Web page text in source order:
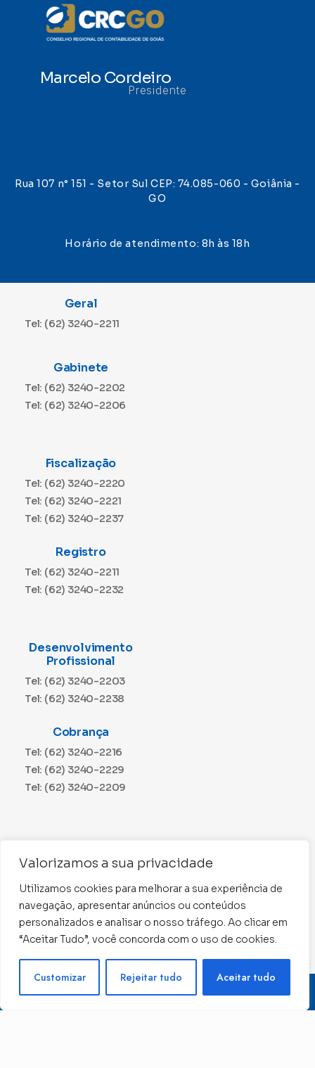
Valorizamos a sua privacidade
Utilizamos cookies para melhorar a sua experiência de
navegação, apresentar anúncios ou conteúdos
personalizados e analisar o nosso tráfego. Ao clicar em
“Aceitar Tudo”, você concorda com o uso de cookies.
Customizar Rejeitar tudo Aceitar tudo
Marcelo Cordeiro
Presidente
Rua 107 n° 151 - Setor Sul CEP: 74.085-060 - Goiânia -
GO
Horário de atendimento: 8h às 18h
Geral
Tel: (62) 3240-2211
Gabinete
Tel: (62) 3240-2202
Tel: (62) 3240-2206
Fiscalização
Tel: (62) 3240-2220
Tel: (62) 3240-2221
Tel: (62) 3240-2237
Registro
Tel: (62) 3240-2211
Tel: (62) 3240-2232
Desenvolvimento
Profissional
Tel: (62) 3240-2203
Tel: (62) 3240-2238
Cobrança
Tel: (62) 3240-2216
Tel: (62) 3240-2229
Tel: (62) 3240-2209
Tel: (62) 3240-2213
Tel: (62) 3240-2234
Comunicação
Tel: (62) 3240-2230
CNPJ: 01.015.676/0001-11
Precisa de ajuda ?